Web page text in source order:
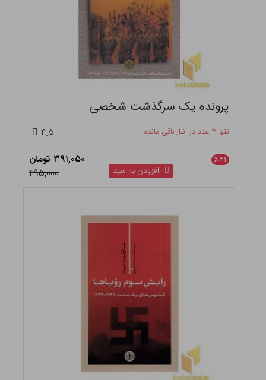
پرونده یک سرگذشت شخصی
تنها ۳ عدد در انبار باقی مانده ۴.۵
۲۱ ٪
۳۹۱,۰۵۰ تومان
۴۹۵,۰۰۰
افزودن به سبد